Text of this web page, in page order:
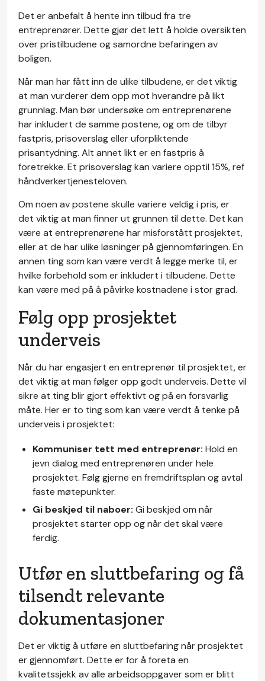
Det er anbefalt å hente inn tilbud fra tre
entreprenører. Dette gjør det lett å holde oversikten
over pristilbudene og samordne befaringen av
boligen.
Når man har fått inn de ulike tilbudene, er det viktig
at man vurderer dem opp mot hverandre på likt
grunnlag. Man bør undersøke om entreprenørene
har inkludert de samme postene, og om de tilbyr
fastpris, prisoverslag eller uforpliktende
prisantydning. Alt annet likt er en fastpris å
foretrekke. Et prisoverslag kan variere opptil 15%, ref
håndverkertjenesteloven.
Om noen av postene skulle variere veldig i pris, er
det viktig at man finner ut grunnen til dette. Det kan
være at entreprenørene har misforstått prosjektet,
eller at de har ulike løsninger på gjennomføringen. En
annen ting som kan være verdt å legge merke til, er
hvilke forbehold som er inkludert i tilbudene. Dette
kan være med på å påvirke kostnadene i stor grad.
Følg opp prosjektet
underveis
Når du har engasjert en entreprenør til prosjektet, er
det viktig at man følger opp godt underveis. Dette vil
sikre at ting blir gjort effektivt og på en forsvarlig
måte. Her er to ting som kan være verdt å tenke på
underveis i prosjektet:
Kommuniser tett med entreprenør: Hold en
jevn dialog med entreprenøren under hele
prosjektet. Følg gjerne en fremdriftsplan og avtal
faste møtepunkter.
Gi beskjed til naboer: Gi beskjed om når
prosjektet starter opp og når det skal være
ferdig.
Utfør en sluttbefaring og få
tilsendt relevante
dokumentasjoner
Det er viktig å utføre en sluttbefaring når prosjektet
er gjennomført. Dette er for å foreta en
kvalitetssjekk av alle arbeidsoppgaver som er blitt